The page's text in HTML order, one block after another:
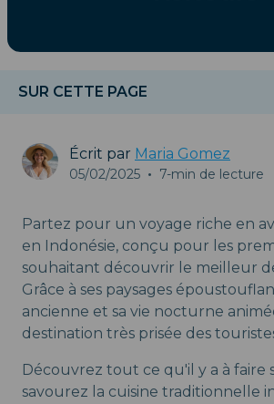
SUR CETTE PAGE
Écrit par Maria Gomez
05/02/2025 • 7-min de lecture
Partez pour un voyage riche en
en Indonésie, conçu pour les
souhaitant découvrir le meilleur
Grâce à ses paysages
ancienne et sa vie nocturne
destination très prisée des
Découvrez tout ce qu'il y a à faire
savourez la cuisine traditionnelle